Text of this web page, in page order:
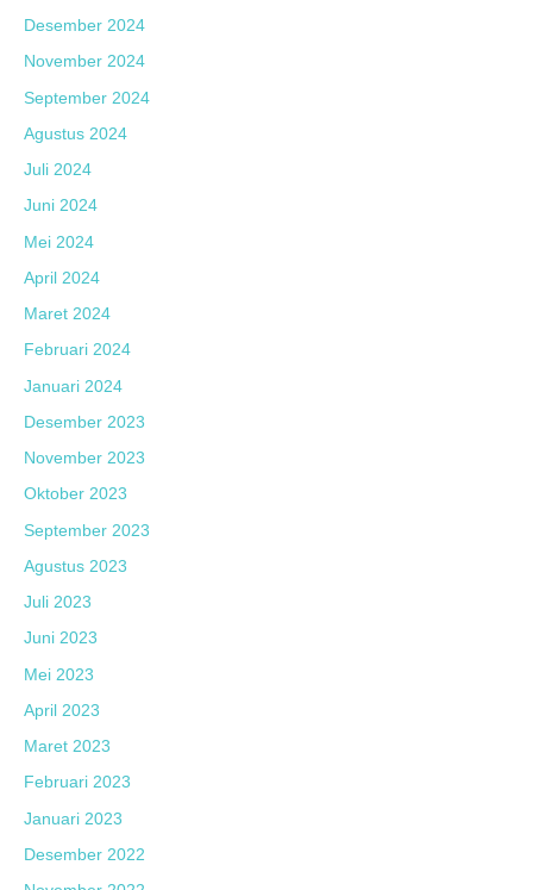
Desember 2024
November 2024
September 2024
Agustus 2024
Juli 2024
Juni 2024
Mei 2024
April 2024
Maret 2024
Februari 2024
Januari 2024
Desember 2023
November 2023
Oktober 2023
September 2023
Agustus 2023
Juli 2023
Juni 2023
Mei 2023
April 2023
Maret 2023
Februari 2023
Januari 2023
Desember 2022